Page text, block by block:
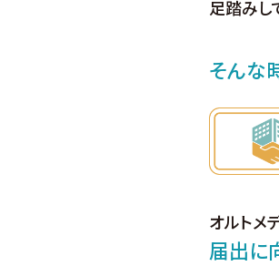
足踏みし
そんな
オルトメ
届出に